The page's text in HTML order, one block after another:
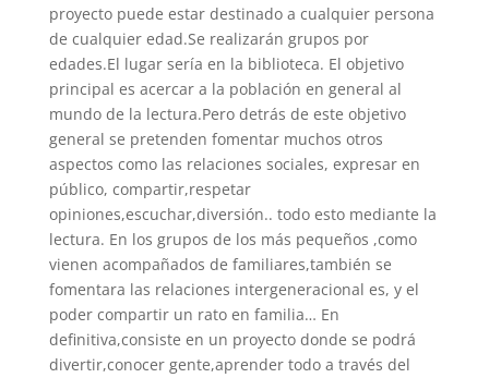
proyecto puede estar destinado a cualquier persona
de cualquier edad.Se realizarán grupos por
edades.El lugar sería en la biblioteca. El objetivo
principal es acercar a la población en general al
mundo de la lectura.Pero detrás de este objetivo
general se pretenden fomentar muchos otros
aspectos como las relaciones sociales, expresar en
público, compartir,respetar
opiniones,escuchar,diversión.. todo esto mediante la
lectura. En los grupos de los más pequeños ,como
vienen acompañados de familiares,también se
fomentara las relaciones intergeneracional es, y el
poder compartir un rato en familia… En
definitiva,consiste en un proyecto donde se podrá
divertir,conocer gente,aprender todo a través del